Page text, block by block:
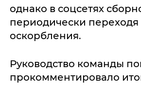
однако в соцсетях
периодически
оскорбления.
Руководство команды
прокомментировало